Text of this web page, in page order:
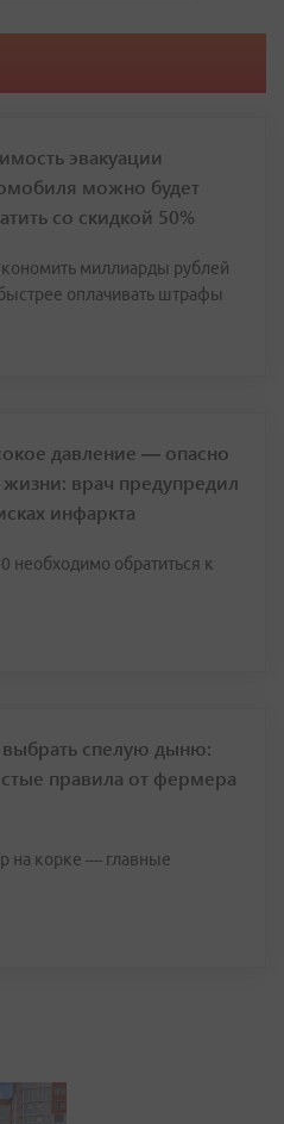
эвакуации
можно будет
со скидкой 50%
миллиарды рублей
оплачивать штрафы
давление — опасно
жизни: врач предупредил
инфаркта
обратиться к
выбрать спелую дыню:
правила от фермера
на корке — главные